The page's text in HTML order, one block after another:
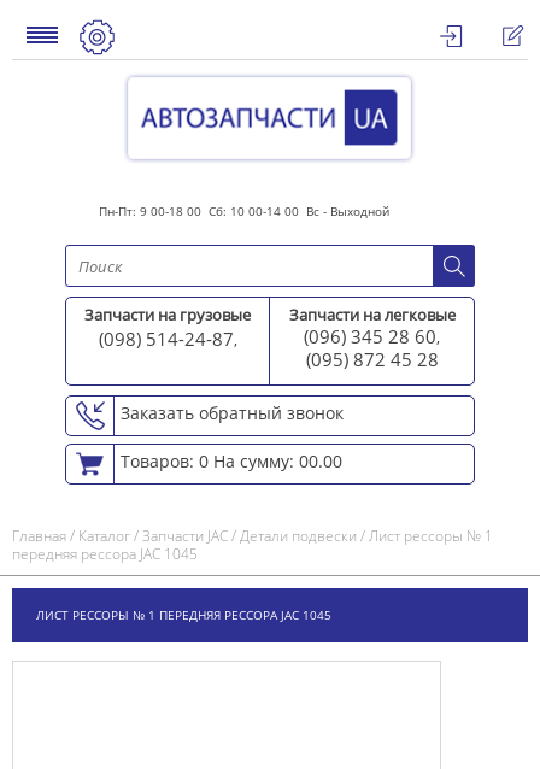
Пн-Пт: 9 00-18 00 Сб: 10 00-14 00 Вс - Выходной
Запчасти на грузовые
(098) 514-24-87,
Запчасти на легковые
(096) 345 28 60,
(095) 872 45 28
Заказать обратный звонок
Товаров: 0 На сумму: 00.00
Главная/ Каталог/Запчасти JAC/Детали подвески /Лист рессоры № 1
передняя рессора JAC 1045
ЛИСТ РЕССОРЫ № 1 ПЕРЕДНЯЯ РЕССОРА JAC 1045